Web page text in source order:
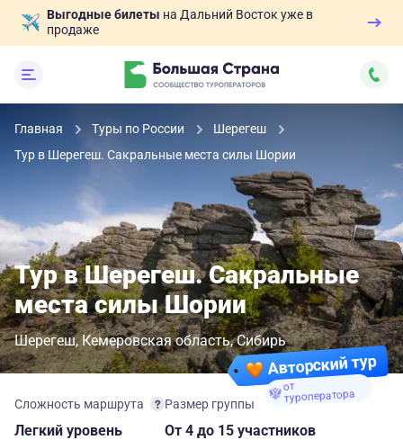
Выгодные билеты на Дальний Восток уже в
продаже
Главная Туры по России
Шерегеш
Тур в Шерегеш. Сакральные места силы Шории
Авторский тур
от
туроператора
Тур в Шерегеш. Сакральные
места силы Шории
Шерегеш Кемеровская область Сибирь
Сложность маршрута
Легкий уровень
Размер группы
От 4 до 15 участников